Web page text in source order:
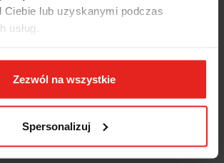
Ciebie lub uzyskanymi podczas
usług.
Zezwól na wszystkie
Spersonalizuj
0.06 kg
8014230141305
0 od 1000zł net.*)